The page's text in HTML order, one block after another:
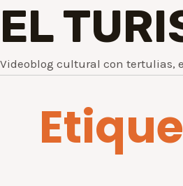
EL
Videoblog cultural con tertulias,